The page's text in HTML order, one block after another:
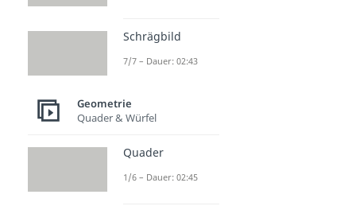
Schrägbild
7/7 – Dauer: 02:43
Geometrie
Quader & Würfel
Quader
1/6 – Dauer: 02:45